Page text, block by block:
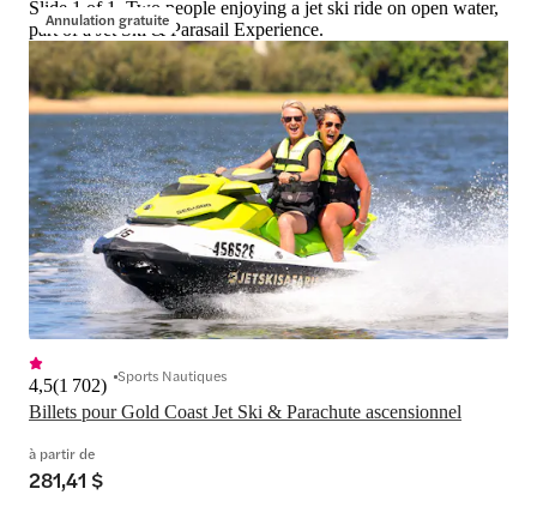
Annulation gratuite
Slide 1 of 1, Two people enjoying a jet ski ride on open water,
part of a Jet Ski & Parasail Experience.
Billets pour Gold Coast Jet Ski & Parachute ascensionnel
4,5(1 702) Sports Nautiques
à partir de
281,41 $